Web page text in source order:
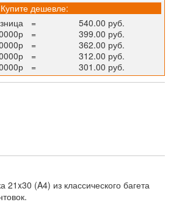
Купите дешевле:
=
540.00 руб.
=
399.00 руб.
=
362.00 руб.
=
312.00 руб.
= 301.00 руб.
(A4) из классического багета